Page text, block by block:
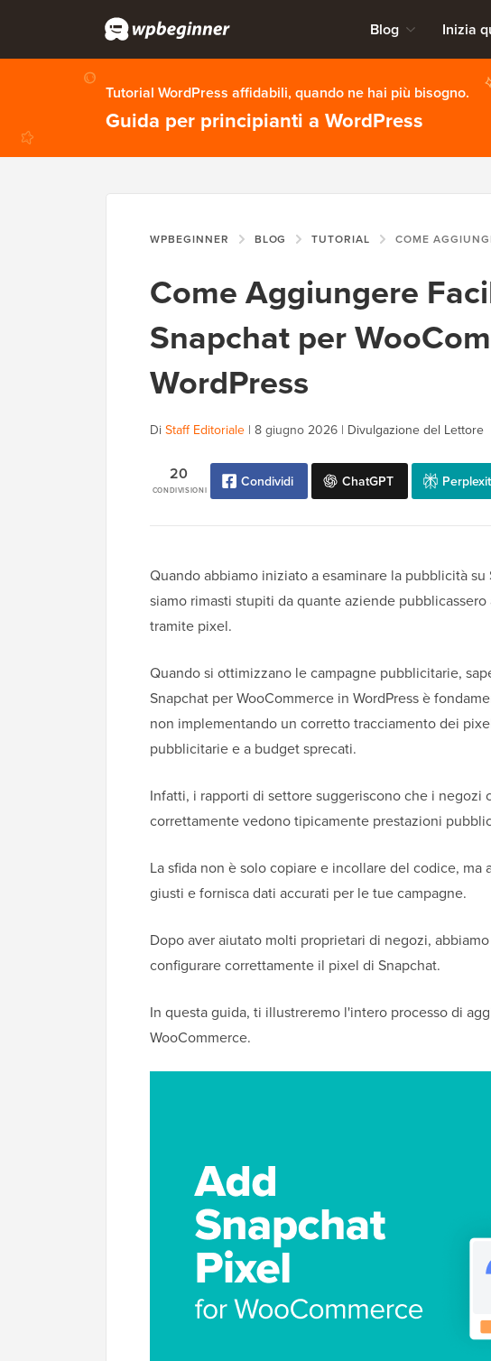
Blog Inizia
Tutorial WordPress affidabili, quando ne hai più bisogno.
Guida per principianti a WordPress
WPBEGINNER BLOG TUTORIAL COME AGGIUNGERE FACILMENTE IL PIXEL DI SNAPCHAT PER
Come Aggiungere
Snapchat per
WordPress
Di Staff Editoriale | 8 giugno 2026 | Divulgazione del Lettore
CONDIVISIONI
20 Condividi ChatGPT
Quando abbiamo iniziato a esaminare la pubblicità
siamo rimasti stupiti da quante aziende
tramite pixel.
Quando si ottimizzano le campagne pubblicitarie,
Snapchat per WooCommerce in WordPress è
non implementando un corretto tracciamento dei
pubblicitarie e a budget sprecati.
Infatti, i rapporti di settore suggeriscono che i negozi
correttamente vedono tipicamente prestazioni
La sfida non è solo copiare e incollare del codice,
giusti e fornisca dati accurati per le tue campagne.
Dopo aver aiutato molti proprietari di negozi,
configurare correttamente il pixel di Snapchat.
In questa guida, ti illustreremo l'intero processo di
WooCommerce.